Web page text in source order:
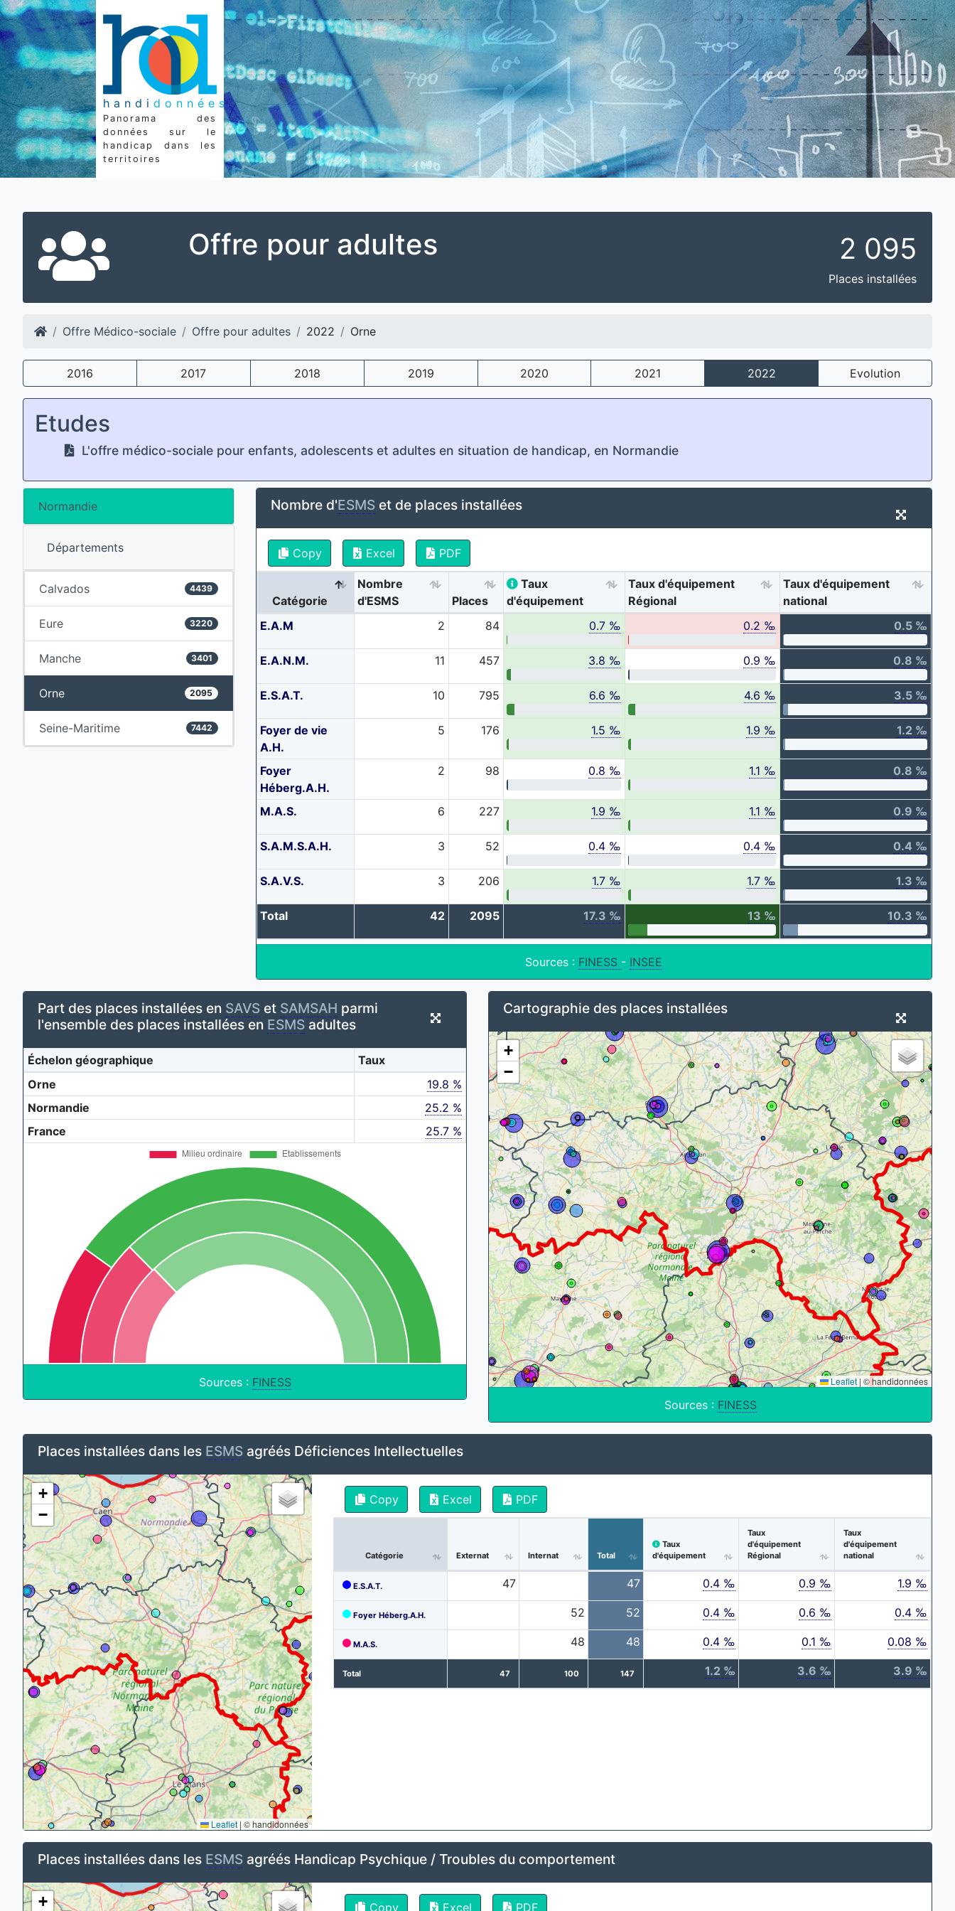
handi données
Panorama des
données sur le
handicap dans les
territoires
Offre pour adultes 2 095
Places installées
Offre Médico-sociale Offre pour adultes 2022 Orne
2016 2017 2018 2019 2020 2021 2022 Evolution
Etudes
L'offre médico-sociale pour enfants, adolescents et adultes en situation de handicap, en Normandie
Normandie
Départements
Calvados 4439
Eure 3220
Manche 3401
Orne 2095
Seine-Maritime 7442
Nombre d'ESMSet de places installées
Copy Excel PDF
Catégorie
Nombre
d'ESMS
Places
Taux
d'équipement
Taux d'équipement
Régional
Taux d'équipement
national
E.A.M
2 84 0.7 ‰ 0.2 ‰ 0.5 ‰
E.A.N.M. 11 457 3.8 ‰ 0.9 ‰ 0.8 ‰
E.S.A.T. 10 795 6.6 ‰ 4.6 ‰ 3.5 ‰
Foyer de vie
A.H.
5 176 1.5 ‰ 1.9 ‰ 1.2 ‰
Foyer
Héberg.A.H.
2 98 0.8 ‰ 1.1 ‰ 0.8 ‰
M.A.S. 6 227 1.9 ‰ 1.1 ‰ 0.9 ‰
S.A.M.S.A.H. 3 52 0.4 ‰ 0.4 ‰ 0.4 ‰
S.A.V.S. 3 206 1.7 ‰ 1.7 ‰ 1.3 ‰
Total 42 2095 17.3 ‰ 13 ‰ 10.3 ‰
Sources : FINESS - INSEE
Part des places installées en SAVS et SAMSAH parmi
l'ensemble des places installées en ESMS adultes
Échelon géographique
Taux
Orne
19.8 %
Normandie
25.2 %
France
25.7 %
Sources : FINESS
Cartographie des places installées
+
−
Leaflet | © handidonnées
Sources : FINESS
Places installées dans les ESMS agréés Déficiences Intellectuelles
+
−
Leaflet | © handidonnées
Copy Excel PDF
Catégorie Externat Internat Total
Taux
d'équipement
Taux
d'équipement
Régional
Taux
d'équipement
national
E.S.A.T. 47 47 0.4 ‰ 0.9 ‰ 1.9 ‰
Foyer Héberg.A.H. 52 52 0.4 ‰ 0.6 ‰ 0.4 ‰
M.A.S. 48 48 0.4 ‰ 0.1 ‰ 0.08 ‰
Total 47 100 147 1.2 ‰ 3.6 ‰ 3.9 ‰
Places installées dans les ESMS agréés Handicap Psychique / Troubles du comportement
+ Copy Excel PDF